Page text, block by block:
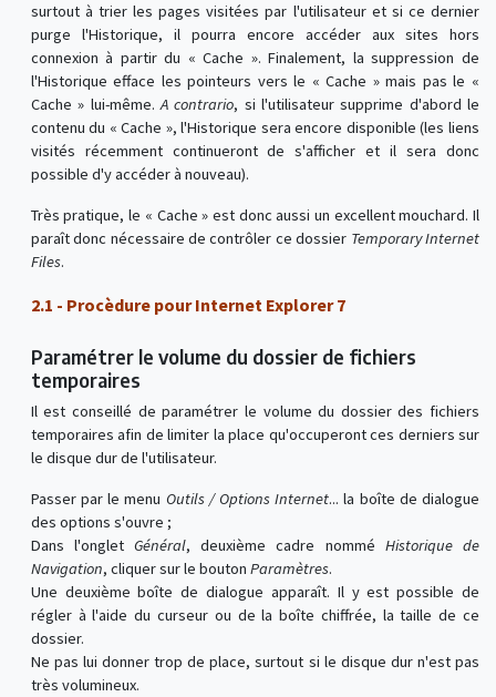
surtout à trier les pages visitées par l'utilisateur et si ce dernier
purge l'Historique, il pourra encore accéder aux sites hors
connexion à partir du « Cache ». Finalement, la suppression de
l'Historique efface les pointeurs vers le « Cache » mais pas le «
Cache » lui-même.A contrario, si l'utilisateur supprime d'abord le
contenu du « Cache », l'Historique sera encore disponible (les liens
visités récemment continueront de s'afficher et il sera donc
possible d'y accéder à nouveau).
Très pratique, le « Cache » est donc aussi un excellent mouchard. Il
paraît donc nécessaire de contrôler ce dossier Temporary Internet
Files.
2.1 - Procèdure pour Internet Explorer 7
Paramétrer le volume du dossier de fichiers
temporaires
Il est conseillé de paramétrer le volume du dossier des fichiers
temporaires afin de limiter la place qu'occuperont ces derniers sur
le disque dur de l'utilisateur.
Passer par le menu Outils / Options Internet... la boîte de dialogue
des options s'ouvre ;
Dans l'ongletGénéral, deuxième cadre nommé Historique de
Navigation, cliquer sur le bouton Paramètres.
Une deuxième boîte de dialogue apparaît. Il y est possible de
régler à l'aide du curseur ou de la boîte chiffrée, la taille de ce
dossier.
Ne pas lui donner trop de place, surtout si le disque dur n'est pas
très volumineux.